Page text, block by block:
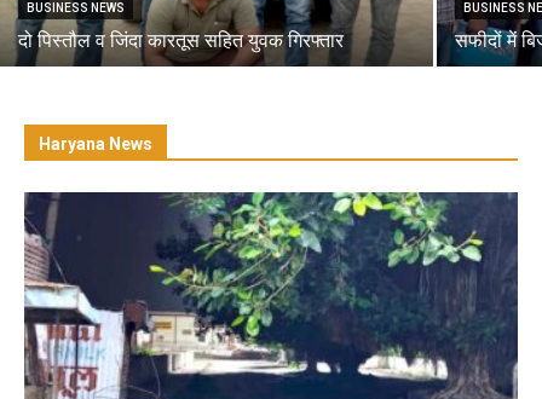
BUSINESS NEWS
दो पिस्तौल व जिंदा कारतूस सहित युवक गिरफ्तार
BUSINESS
सफीदों में
Haryana News